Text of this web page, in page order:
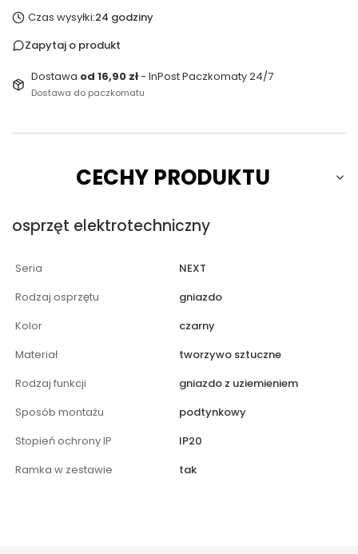
Czas wysyłki:24 godziny
Zapytaj o produkt
Dostawa od 16,90 zł- InPost Paczkomaty 24/7
Dostawa do paczkomatu
CECHY PRODUKTU
osprzęt elektrotechniczny
Seria
NEXT
Rodzaj osprzętu
gniazdo
Kolor
czarny
Materiał
tworzywo sztuczne
Rodzaj funkcji
gniazdo z uziemieniem
Sposób montażu
podtynkowy
Stopień ochrony IP
IP20
Ramka w zestawie
tak